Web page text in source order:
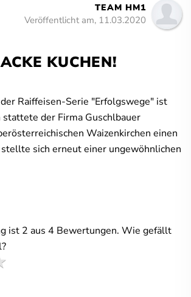
TEAM HM1
Veröffentlicht am, 11.03.2020
KUCHEN!
Raiffeisen-Serie "Erfolgswege" ist
der Firma Guschlbauer
Waizenkirchen einen
stellte sich erneut einer ungewöhnlichen
ist 2 aus 4 Bewertungen. Wie gefällt